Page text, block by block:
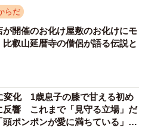
ら、いの一番に買ってあげた
なければ、周囲の音総て同じ
。ノイキャンで周囲の音を取
は理にかなってますね」
伝導が付いた携帯をあげたら
になりました」
らだ
が開催のお化け屋敷のお化けにモ
叡山延暦寺の僧侶が語る伝説と
変化 1歳息子の膝で甘える初め
反響 これまで「見守る立場」だ
ポンポンが愛に満ちている」